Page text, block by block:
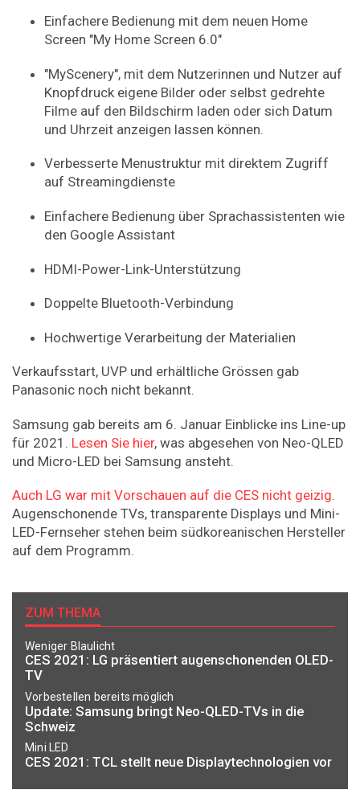
Einfachere Bedienung mit dem neuen Home
Screen "My Home Screen 6.0"
"MyScenery", mit dem Nutzerinnen und Nutzer auf
Knopfdruck eigene Bilder oder selbst gedrehte
Filme auf den Bildschirm laden oder sich Datum
und Uhrzeit anzeigen lassen können.
Verbesserte Menustruktur mit direktem Zugriff
auf Streamingdienste
Einfachere Bedienung über Sprachassistenten wie
den Google Assistant
HDMI-Power-Link-Unterstützung
Doppelte Bluetooth-Verbindung
Hochwertige Verarbeitung der Materialien
Verkaufsstart, UVP und erhältliche Grössen gab
Panasonic noch nicht bekannt.
Samsung gab bereits am 6. Januar Einblicke ins Line-up
für 2021. Lesen Sie hier, was abgesehen von Neo-QLED
und Micro-LED bei Samsung ansteht.
Auch LG war mit Vorschauen auf die CES nicht geizig.
Augenschonende TVs, transparente Displays und Mini-
LED-Fernseher stehen beim südkoreanischen Hersteller
auf dem Programm.
ZUM THEMA
Weniger Blaulicht
CES 2021: LG präsentiert augenschonenden OLED-
TV
Vorbestellen bereits möglich
Update: Samsung bringt Neo-QLED-TVs in die
Schweiz
Mini LED
CES 2021: TCL stellt neue Displaytechnologien vor